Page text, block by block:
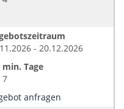
- 20.12.2026
min. Tage
7
anfragen